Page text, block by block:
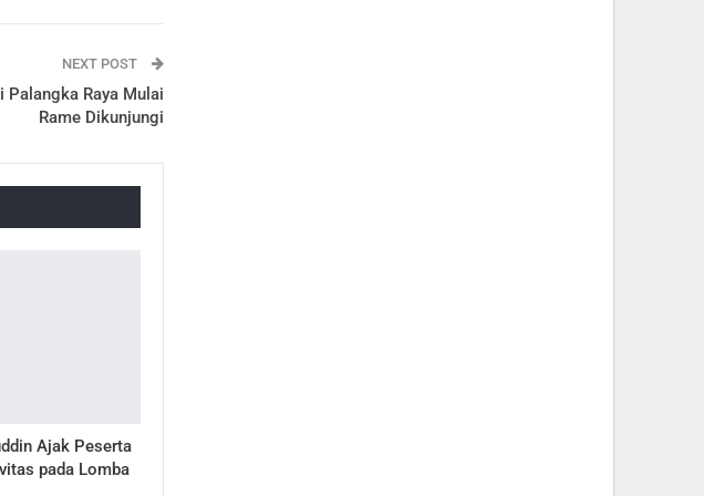
NEXT POST
Palangka Raya Mulai
Rame Dikunjungi
Ajak Peserta
pada Lomba